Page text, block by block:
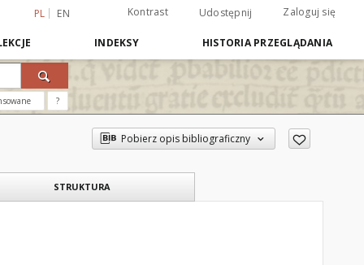
PL EN Kontrast Udostępnij Zaloguj się
INDEKSY HISTORIA PRZEGLĄDANIA
?
Pobierz opis bibliograficzny
STRUKTURA